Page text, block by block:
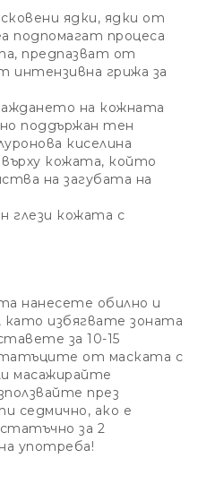
ядки, ядки от
подпомагат процеса
предпазват от
интензивна грижа за
на кожната
поддържан тен
киселина
кожата, който
на загубата на
глези кожата с
нанесете обилно и
като избягвате зоната
за 10-15
от маската с
масажирайте
през
седмично, ако е
за 2
употреба!